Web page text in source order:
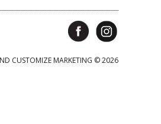
CUSTOMIZE MARKETING © 2026